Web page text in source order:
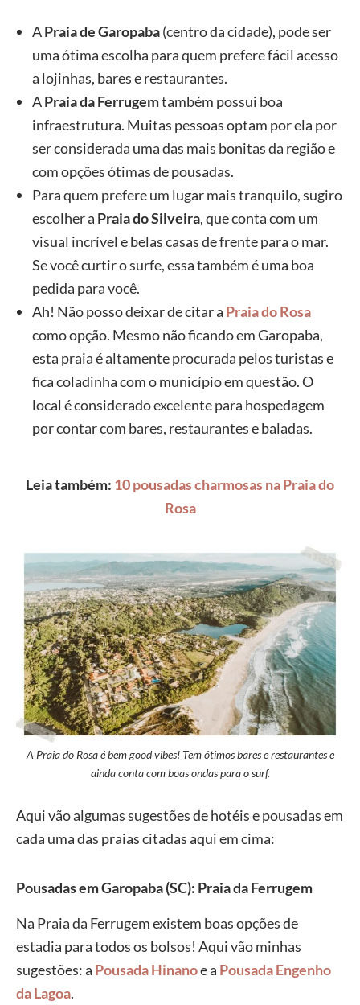
APraia de Garopaba(centro da cidade), pode ser
uma ótima escolha para quem prefere fácil acesso
a lojinhas, bares e restaurantes.
APraia da Ferrugemtambém possui boa
infraestrutura. Muitas pessoas optam por ela por
ser considerada uma das mais bonitas da região e
com opções ótimas de pousadas.
Para quem prefere um lugar mais tranquilo, sugiro
escolher a Praia do Silveira, que conta com um
visual incrível e belas casas de frente para o mar.
Se você curtir o surfe, essa também é uma boa
pedida para você.
Ah! Não posso deixar de citar a Praia do Rosa
como opção. Mesmo não ficando em Garopaba,
esta praia é altamente procurada pelos turistas e
fica coladinha com o município em questão. O
local é considerado excelente para hospedagem
por contar com bares, restaurantes e baladas.
Leia também: 10 pousadas charmosas na Praia do
Rosa
A Praia do Rosa é bem good vibes! Tem ótimos bares e restaurantes e
ainda conta com boas ondas para o surf.
Aqui vão algumas sugestões de hotéis e pousadas em
cada uma das praias citadas aqui em cima:
Pousadas em Garopaba (SC): Praia da Ferrugem
Na Praia da Ferrugem existem boas opções de
estadia para todos os bolsos! Aqui vão minhas
sugestões: a Pousada Hinanoe a Pousada Engenho
da Lagoa.